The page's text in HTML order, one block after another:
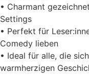
• Charmant
Settings
• Perfekt für
Comedy lieben
• Ideal für alle, die
warmherzigen